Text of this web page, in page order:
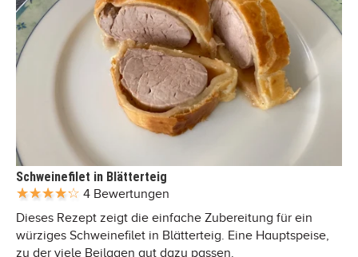
Schweinefilet in Blätterteig
4 Bewertungen
Dieses Rezept zeigt die einfache Zubereitung für ein
würziges Schweinefilet in Blätterteig. Eine Hauptspeise,
zu der viele Beilagen gut dazu passen.